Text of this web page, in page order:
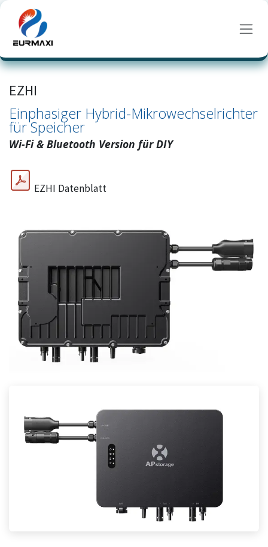
Zum Inhalt springen
EZHI
Einphasiger Hybrid-Mikrowechselrichter
für Speicher
Wi-Fi & Bluetooth Version für DIY
EZHI Datenblatt